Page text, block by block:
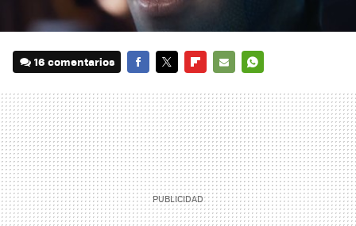
16 comentarios
MAIL